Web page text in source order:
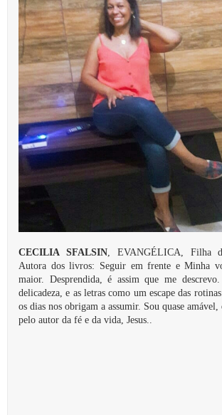
CECILIA SFALSIN, EVANGÉLICA, Filha
Autora dos livros: Seguir em frente e Minha
maior. Desprendida, é assim que me
delicadeza, e as letras como um escape das
os dias nos obrigam a assumir. Sou quase
pelo autor da fé e da vida, Jesus..